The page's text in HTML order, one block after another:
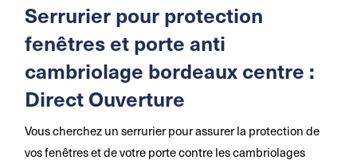
Serrurier pour protection
fenêtres et porte anti
cambriolage bordeaux centre :
Direct Ouverture
Vous cherchez un serrurier pour assurer la protection de
vos fenêtres et de votre porte contre les cambriolages